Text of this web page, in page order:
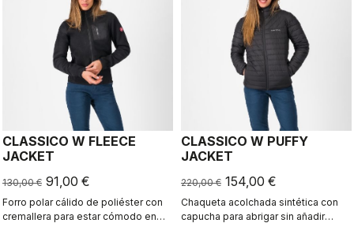
CLASSICO W FLEECE
JACKET
130,00 € 91,00 €
Forro polar cálido de poliéster con
cremallera para estar cómodo en
CLASSICO W PUFFY
JACKET
220,00 € 154,00 €
Chaqueta acolchada sintética con
capucha para abrigar sin añadir